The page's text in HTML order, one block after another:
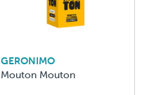
GERONIMO
Mouton Mouton